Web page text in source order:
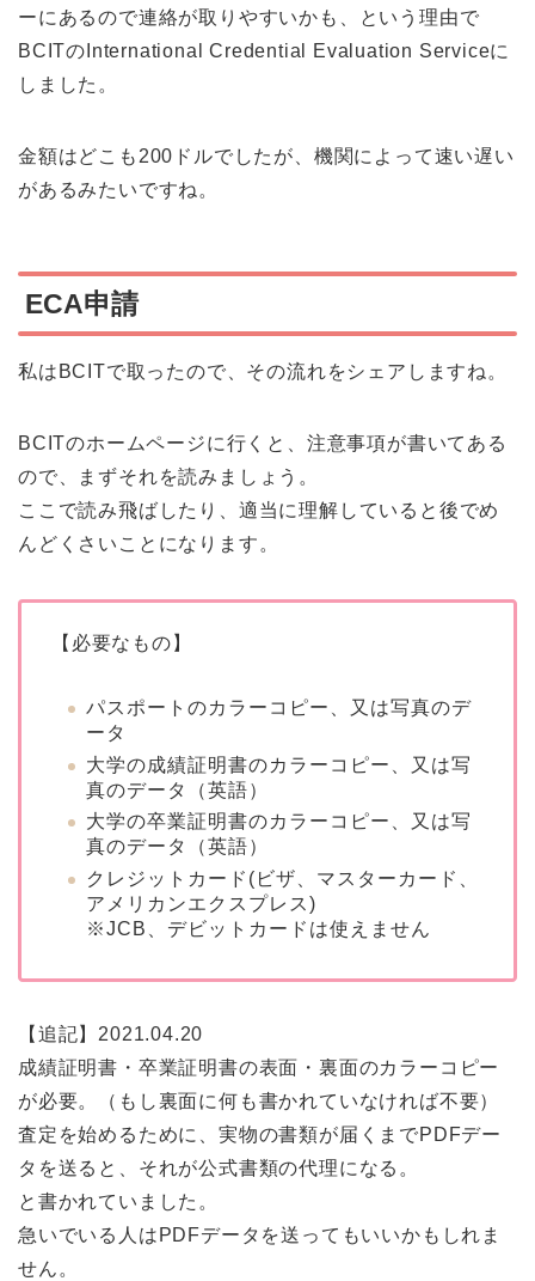
ーにあるので連絡が取りやすいかも、という理由で
BCITのInternational Credential Evaluation Serviceに
しました。
金額はどこも200ドルでしたが、機関によって速い遅い
があるみたいですね。
ECA申請
私はBCITで取ったので、その流れをシェアしますね。
BCITのホームページに行くと、注意事項が書いてある
ので、まずそれを読みましょう。
ここで読み飛ばしたり、適当に理解していると後でめ
んどくさいことになります。
【必要なもの】
パスポートのカラーコピー、又は写真のデ
ータ
大学の成績証明書のカラーコピー、又は写
真のデータ（英語）
大学の卒業証明書のカラーコピー、又は写
真のデータ（英語）
クレジットカード(ビザ、マスターカード、
アメリカンエクスプレス)
※JCB、デビットカードは使えません
【追記】2021.04.20
成績証明書・卒業証明書の表面・裏面のカラーコピー
が必要。（もし裏面に何も書かれていなければ不要）
査定を始めるために、実物の書類が届くまでPDFデー
タを送ると、それが公式書類の代理になる。
と書かれていました。
急いでいる人はPDFデータを送ってもいいかもしれま
せん。